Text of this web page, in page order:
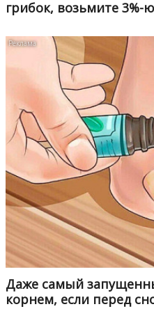
грибок, возьмите 3%-
Даже самый
корнем, если перед